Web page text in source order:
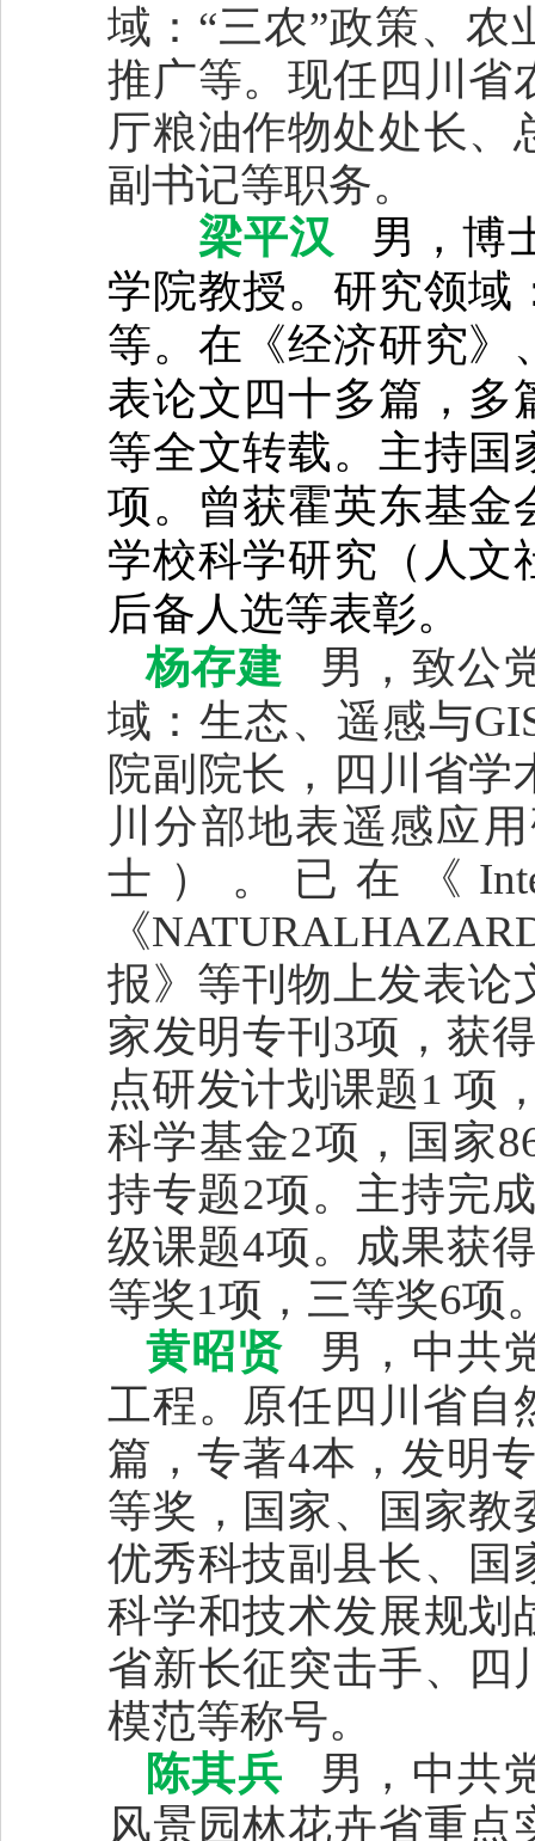
域：“三农”政策、
推广等。现任四川省
厅粮油作物处处长、
副书记等职务。
梁平汉
男，博
学院教授。研究领域
等。在《经济研究》
表论文四十多篇，多
等全文转载。主持国
项。曾获霍英东基金
学校科学研究（人文
后备人选等表彰。
杨存建
男，致公
域：生态、遥感与
院副院长，四川省
川分部地表遥感应
士）。已在《
《
报》等刊物上发表论
家发明专刊3项，获
点研发计划课题1 项
科学基金2项，国家
持专题2项。主持完
级课题4项。成果获
等奖1项，三等奖6项
黄昭贤 男，中共
工程。 原任四川省自
篇，专著4本，发明
等奖，国家、国家教
优秀科技副县长、国
科学和技术发展规划
省新长征突击手、四
模范等称号。
陈其兵
男，中共
风景园林花卉省重